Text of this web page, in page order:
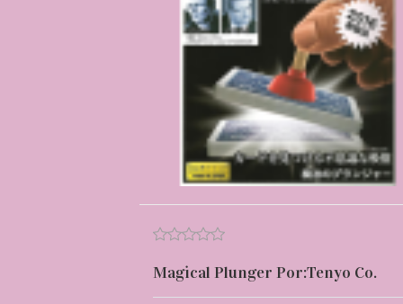
Magical Plunger Por:Tenyo Co.